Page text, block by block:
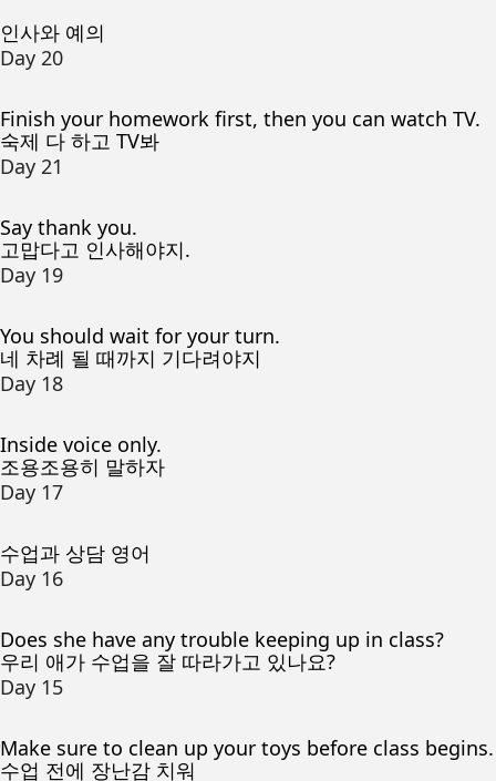
인사와 예의
Day 20
Finish your homework first, then you can watch TV.
숙제 다 하고 TV봐
Day 21
Say thank you.
고맙다고 인사해야지.
Day 19
You should wait for your turn.
네 차례 될 때까지 기다려야지
Day 18
Inside voice only.
조용조용히 말하자
Day 17
수업과 상담 영어
Day 16
Does she have any trouble keeping up in class?
우리 애가 수업을 잘 따라가고 있나요?
Day 15
Make sure to clean up your toys before class begins.
수업 전에 장난감 치워